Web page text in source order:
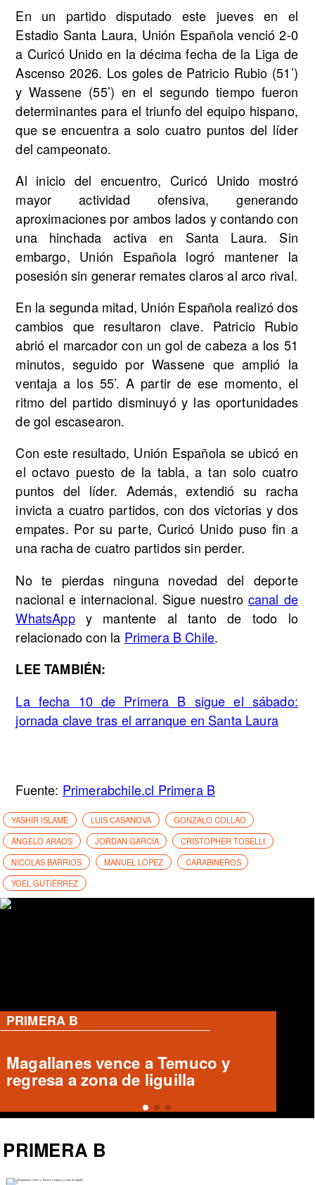
En un partido disputado este jueves en el
Estadio Santa Laura, Unión Española venció 2-0
a Curicó Unido en la décima fecha de la Liga de
Ascenso 2026. Los goles de Patricio Rubio (51’)
y Wassene (55’) en el segundo tiempo fueron
determinantes para el triunfo del equipo hispano,
que se encuentra a solo cuatro puntos del líder
del campeonato.
Al inicio del encuentro, Curicó Unido mostró
mayor actividad ofensiva, generando
aproximaciones por ambos lados y contando con
una hinchada activa en Santa Laura. Sin
embargo, Unión Española logró mantener la
posesión sin generar remates claros al arco rival.
En la segunda mitad, Unión Española realizó dos
cambios que resultaron clave. Patricio Rubio
abrió el marcador con un gol de cabeza a los 51
minutos, seguido por Wassene que amplió la
ventaja a los 55’. A partir de ese momento, el
ritmo del partido disminuyó y las oportunidades
de gol escasearon.
Con este resultado, Unión Española se ubicó en
el octavo puesto de la tabla, a tan solo cuatro
puntos del líder. Además, extendió su racha
invicta a cuatro partidos, con dos victorias y dos
empates. Por su parte, Curicó Unido puso fin a
una racha de cuatro partidos sin perder.
No te pierdas ninguna novedad del deporte
nacional e internacional. Sigue nuestro canal de
WhatsAppy mantente al tanto de todo lo
relacionado con la Primera B Chile.
LEE TAMBIÉN:
La fecha 10 de Primera B sigue el sábado:
jornada clave tras el arranque en Santa Laura
Fuente: Primerabchile.cl Primera B
YASHIR ISLAME LUIS CASANOVA
GONZALO COLLAO
ÁNGELO ARAOS
JORDAN GARCÍA
CRISTOPHER TOSELLI
NICOLAS BARRIOS
MANUEL LOPEZ
CARABINEROS
YOEL GUTIÉRREZ
PRIMERA B
Magallanes remonta y vence a
Temuco en partido de Liga de
Ascenso
PRIMERA B